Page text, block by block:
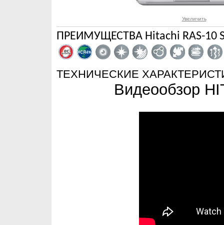
Увеличить
ПРЕИМУЩЕСТВА Hitachi RAS-10
ТЕХНИЧЕСКИЕ
Видеообзор